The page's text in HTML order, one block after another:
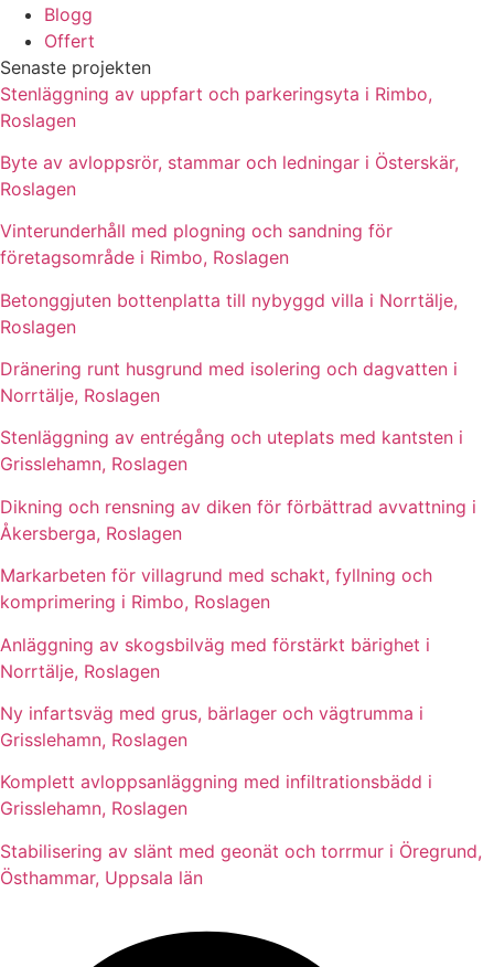
Blogg
Offert
Senaste projekten
Stenläggning av uppfart och parkeringsyta i Rimbo,
Roslagen
Byte av avloppsrör, stammar och ledningar i Österskär,
Roslagen
Vinterunderhåll med plogning och sandning för
företagsområde i Rimbo, Roslagen
Betonggjuten bottenplatta till nybyggd villa i Norrtälje,
Roslagen
Dränering runt husgrund med isolering och dagvatten i
Norrtälje, Roslagen
Stenläggning av entrégång och uteplats med kantsten i
Grisslehamn, Roslagen
Dikning och rensning av diken för förbättrad avvattning i
Åkersberga, Roslagen
Markarbeten för villagrund med schakt, fyllning och
komprimering i Rimbo, Roslagen
Anläggning av skogsbilväg med förstärkt bärighet i
Norrtälje, Roslagen
Ny infartsväg med grus, bärlager och vägtrumma i
Grisslehamn, Roslagen
Komplett avloppsanläggning med infiltrationsbädd i
Grisslehamn, Roslagen
Stabilisering av slänt med geonät och torrmur i Öregrund,
Östhammar, Uppsala län